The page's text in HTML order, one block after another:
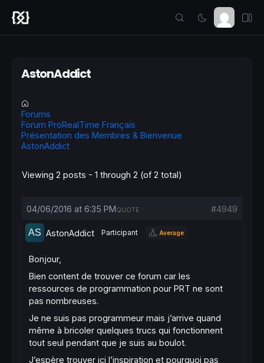
AstonAddict
Forums
Forum ProRealTime Français
Présentation des Membres & Bienvenue
AstonAddict
Viewing 2 posts - 1 through 2 (of 2 total)
04/06/2016 at 6:35 PM #4949
QUOTE
AstonAddict Participant Average
Bonjour,
Bien content de trouver ce forum car les
ressources de programmation pour PRT ne sont
pas nombreuses.
Je ne suis pas programmeur mais j’arrive quand
même à bricoler quelques trucs qui fonctionnent
tout seul pendant que je suis au boulot.
J’espère trouver ici l’inspiration et pourquoi pas